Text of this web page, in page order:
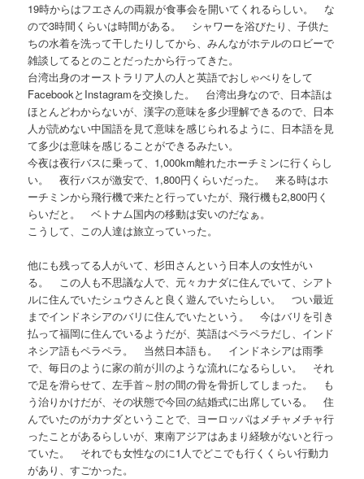
19時からはフエさんの両親が食事会を開いてくれるらしい。 な
ので3時間くらいは時間がある。 シャワーを浴びたり、子供た
ちの水着を洗って干したりしてから、みんながホテルのロビーで
雑談してるとのことだったから行ってきた。
台湾出身のオーストラリア人の人と英語でおしゃべりをして
FacebookとInstagramを交換した。 台湾出身なので、日本語は
ほとんどわからないが、漢字の意味を多少理解できるので、日本
人が読めない中国語を見て意味を感じられるように、日本語を見
て多少は意味を感じることができるみたい。
今夜は夜行バスに乗って、1,000km離れたホーチミンに行くらし
い。 夜行バスが激安で、1,800円くらいだった。 来る時はホ
ーチミンから飛行機で来たと行っていたが、飛行機も2,800円く
らいだと。 ベトナム国内の移動は安いのだなぁ。
こうして、この人達は旅立っていった。
他にも残ってる人がいて、杉田さんという日本人の女性がい
る。 この人も不思議な人で、元々カナダに住んでいて、シアト
ルに住んでいたシュウさんと良く遊んでいたらしい。 つい最近
までインドネシアのバリに住んでいたという。 今はバリを引き
払って福岡に住んでいるようだが、英語はペラペラだし、インド
ネシア語もペラペラ。 当然日本語も。 インドネシアは雨季
で、毎日のように家の前が川のような流れになるらしい。 それ
で足を滑らせて、左手首～肘の間の骨を骨折してしまった。 も
う治りかけだが、その状態で今回の結婚式に出席している。 住
んでいたのがカナダということで、ヨーロッパはメチャメチャ行
ったことがあるらしいが、東南アジアはあまり経験がないと行っ
ていた。 それでも女性なのに1人でどこでも行くくらい行動力
があり、すごかった。